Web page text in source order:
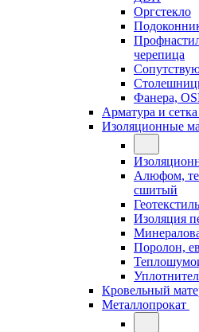
Оргстекло
черепица
Фанера,
Арматура и
Изоляционные
Алюфом,
сшитый
Изоляция
Поролон,
Кровельный
Металлопрокат